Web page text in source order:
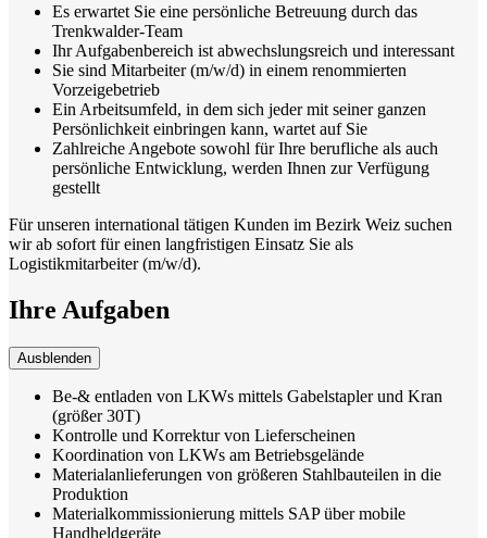
Es erwartet Sie eine persönliche Betreuung durch das
Trenkwalder-Team
Ihr Aufgabenbereich ist abwechslungsreich und interessant
Sie sind Mitarbeiter (m/w/d) in einem renommierten
Vorzeigebetrieb
Ein Arbeitsumfeld, in dem sich jeder mit seiner ganzen
Persönlichkeit einbringen kann, wartet auf Sie
Zahlreiche Angebote sowohl für Ihre berufliche als auch
persönliche Entwicklung, werden Ihnen zur Verfügung
gestellt
Für unseren international tätigen Kunden im Bezirk Weiz suchen
wir ab sofort für einen langfristigen Einsatz Sie als
Logistikmitarbeiter (m/w/d).
Ihre Aufgaben
Ausblenden
Be-& entladen von LKWs mittels Gabelstapler und Kran
(größer 30T)
Kontrolle und Korrektur von Lieferscheinen
Koordination von LKWs am Betriebsgelände
Materialanlieferungen von größeren Stahlbauteilen in die
Produktion
Materialkommissionierung mittels SAP über mobile
Handheldgeräte